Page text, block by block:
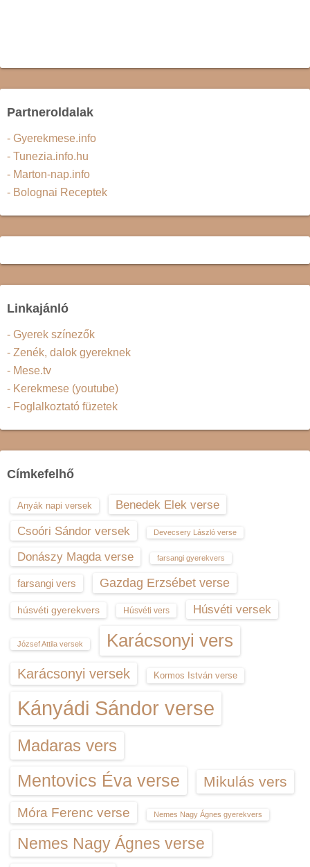
Partneroldalak
- Gyerekmese.info
- Tunezia.info.hu
- Marton-nap.info
- Bolognai Receptek
Linkajánló
- Gyerek színezők
- Zenék, dalok gyereknek
- Mese.tv
- Kerekmese (youtube)
- Foglalkoztató füzetek
Címkefelhő
Anyák napi versek
Benedek Elek verse
Csoóri Sándor versek
Devecsery László verse
Donászy Magda verse farsangi gyerekvers
farsangi vers Gazdag Erzsébet verse
húsvéti gyerekvers Húsvéti vers Húsvéti versek
József Attila versek Karácsonyi vers
Karácsonyi versek Kormos István verse
Kányádi Sándor verse
Madaras vers
Mentovics Éva verse Mikulás vers
Móra Ferenc verse Nemes Nagy Ágnes gyerekvers
Nemes Nagy Ágnes verse